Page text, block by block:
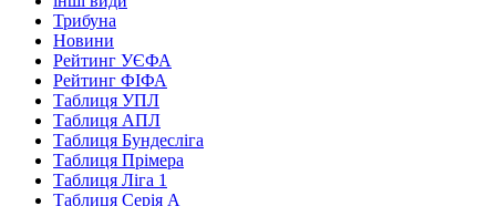
Трибуна
Новини
Рейтинг УЄФА
Рейтинг ФІФА
Таблиця УПЛ
Таблиця АПЛ
Таблиця Бундесліга
Таблиця Прімера
Таблиця Ліга 1
Таблиця Серія А